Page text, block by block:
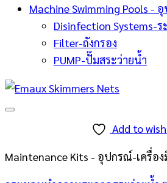
Machine Swimming Pools -
Disinfection Systems-
Filter-ถังกรอง
PUMP-ปั๊มสระว่ายน้ำ
Add to
Maintenance Kits - อุปกรณ์-เครื่อ